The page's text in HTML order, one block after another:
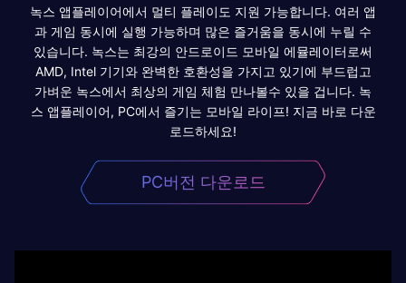
녹스 앱플레이어에서 멀티 플레이도 지원 가능합니다. 여러 앱
과 게임 동시에 실행 가능하며 많은 즐거움을 동시에 누릴 수
있습니다. 녹스는 최강의 안드로이드 모바일 에뮬레이터로써
AMD, Intel 기기와 완벽한 호환성을 가지고 있기에 부드럽고
가벼운 녹스에서 최상의 게임 체험 만나볼수 있을 겁니다. 녹
스 앱플레이어, PC에서 즐기는 모바일 라이프! 지금 바로 다운
로드하세요!
PC버전 다운로드